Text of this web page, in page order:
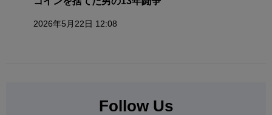
2026年5月22日 12:08
Follow Us